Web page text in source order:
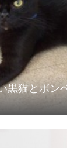
黒猫とボン